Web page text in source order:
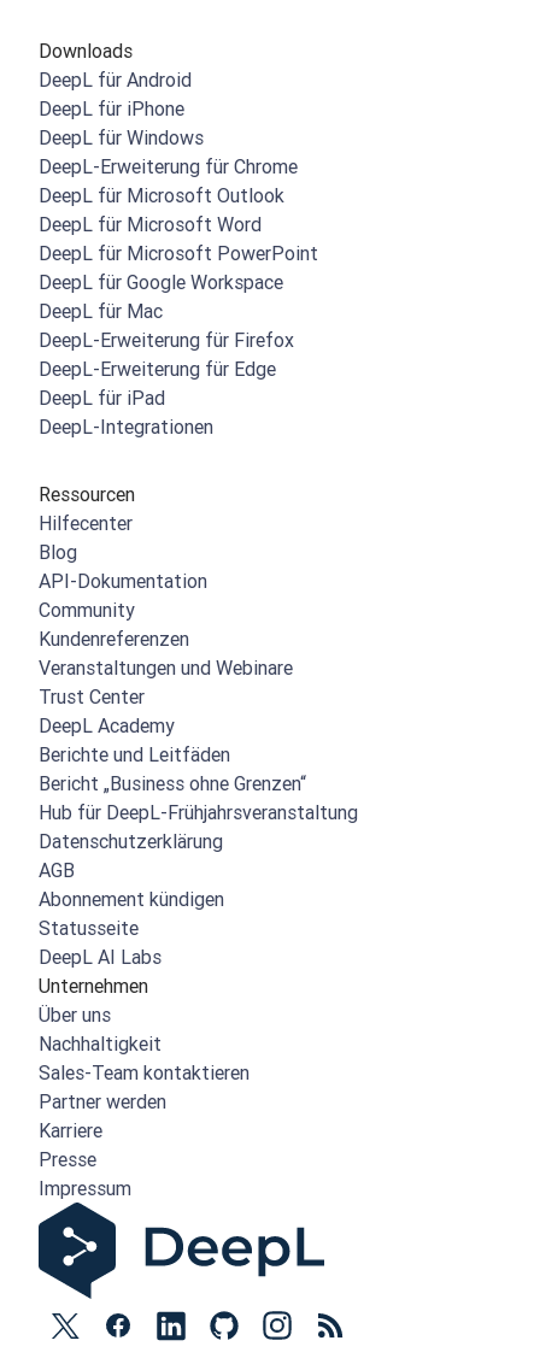
Downloads
DeepL für Android
DeepL für iPhone
DeepL für Windows
DeepL-Erweiterung für Chrome
DeepL für Microsoft Outlook
DeepL für Microsoft Word
DeepL für Microsoft PowerPoint
DeepL für Google Workspace
DeepL für Mac
DeepL-Erweiterung für Firefox
DeepL-Erweiterung für Edge
DeepL für iPad
DeepL-Integrationen
Ressourcen
Hilfecenter
Blog
API-Dokumentation
Community
Kundenreferenzen
Veranstaltungen und Webinare
Trust Center
DeepL Academy
Berichte und Leitfäden
Bericht „Business ohne Grenzen“
Hub für DeepL-Frühjahrsveranstaltung
Datenschutzerklärung
AGB
Abonnement kündigen
Statusseite
DeepL AI Labs
Unternehmen
Über uns
Nachhaltigkeit
Sales-Team kontaktieren
Partner werden
Karriere
Presse
Impressum